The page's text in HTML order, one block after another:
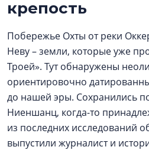
крепость
Побережье Охты от реки
Неву – земли, которые уже
Троей». Тут обнаружены
ориентировочно
до нашей эры. Сохранились
Ниеншанц, когда-то
из последних исследований
выпустили журналист и